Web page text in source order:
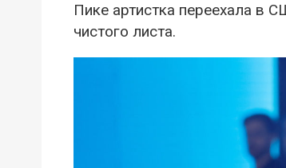
Пике артистка переехала в
чистого листа.